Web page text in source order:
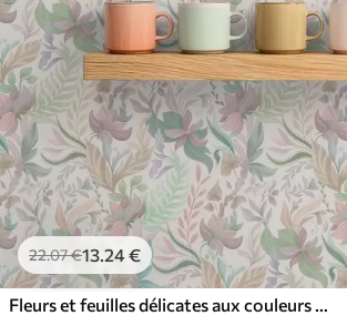
22.07€13.24€
Fleurs et feuilles délicates aux couleurs pastel sur fond clair